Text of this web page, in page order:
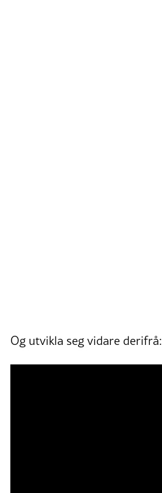
Og utvikla seg vidare derifrå: